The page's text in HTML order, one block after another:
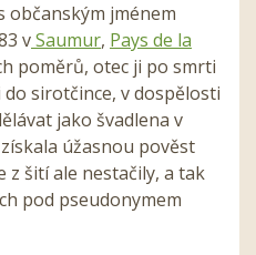
občanským jménem
vSaumur, Pays de la
poměrů, otec ji po smrti
sirotčince, v dospělosti
jako švadlena v
úžasnou pověst
z šití ale nestačily, a tak
pod pseudonymem